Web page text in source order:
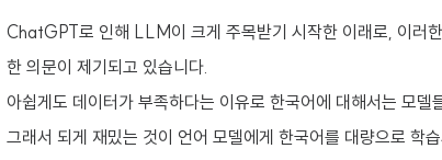
ChatGPT로 인해 LLM이 크게 주목받기 시작한 이래로, 이러
한 의문이 제기되고 있습니다.
아쉽게도 데이터가 부족하다는 이유로 한국어에 대해서는 모델
그래서 되게 재밌는 것이 언어 모델에게 한국어를 대량으로 학